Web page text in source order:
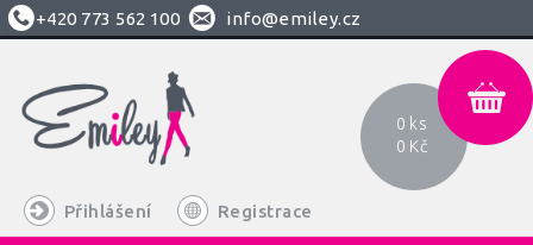
+420 773 562 100 info@emiley.cz
Přihlášení Registrace
0 ks
0 Kč